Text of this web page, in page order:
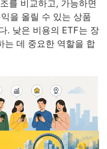
를 비교하고, 가능하면
을 올릴 수 있는 상품
. 낮은 비용의 ETF는 장
는 데 중요한 역할을 합